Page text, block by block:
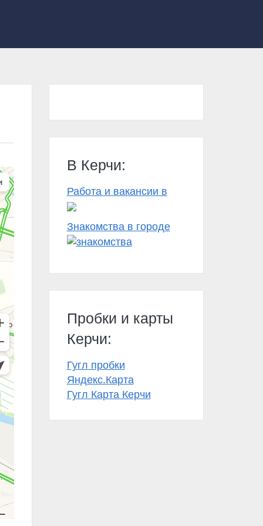
В Керчи:
Работа и вакансии в
Знакомства в городе
Пробки и карты
Керчи:
Гугл пробки
Яндекс.Карта
Гугл Карта Керчи